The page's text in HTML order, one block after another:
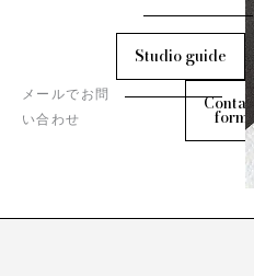
Studio guide
メールでお問
い合わせ
Contact
form